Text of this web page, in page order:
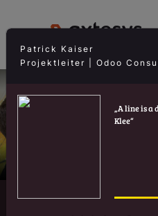
Patrick Kaiser
Projektleiter | Odoo
A line is a
Klee